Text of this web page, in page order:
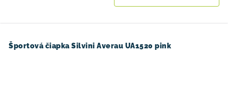
Športová čiapka Silvini Averau UA1520 pink